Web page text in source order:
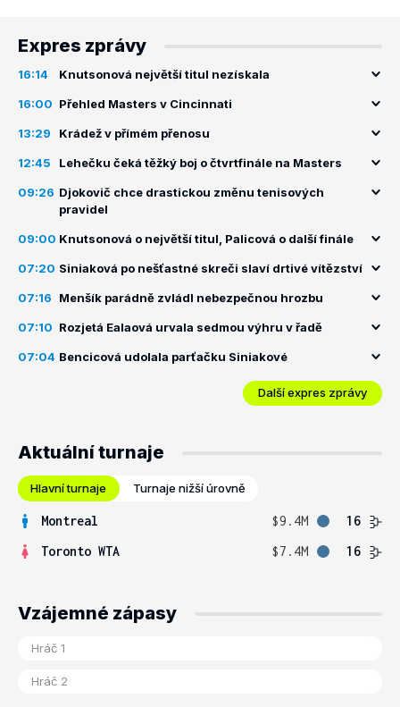
Expres zprávy
16:14 Knutsonová největší titul nezískala
16:00 Přehled Masters v Cincinnati
13:29 Krádež v přímém přenosu
12:45 Lehečku čeká těžký boj o čtvrtfinále na Masters
09:26 Djokovič chce drastickou změnu tenisových
pravidel
09:00 Knutsonová o největší titul, Palicová o další finále
07:20 Siniaková po nešťastné skreči slaví drtivé vítězství
07:16 Menšík parádně zvládl nebezpečnou hrozbu
07:10 Rozjetá Ealaová urvala sedmou výhru v řadě
07:04 Bencicová udolala parťačku Siniakové
Další expres zprávy
Aktuální turnaje
Hlavní turnaje Turnaje nižší úrovně
Montreal $9.4M
16
Toronto WTA
$7.4M 16
Vzájemné zápasy